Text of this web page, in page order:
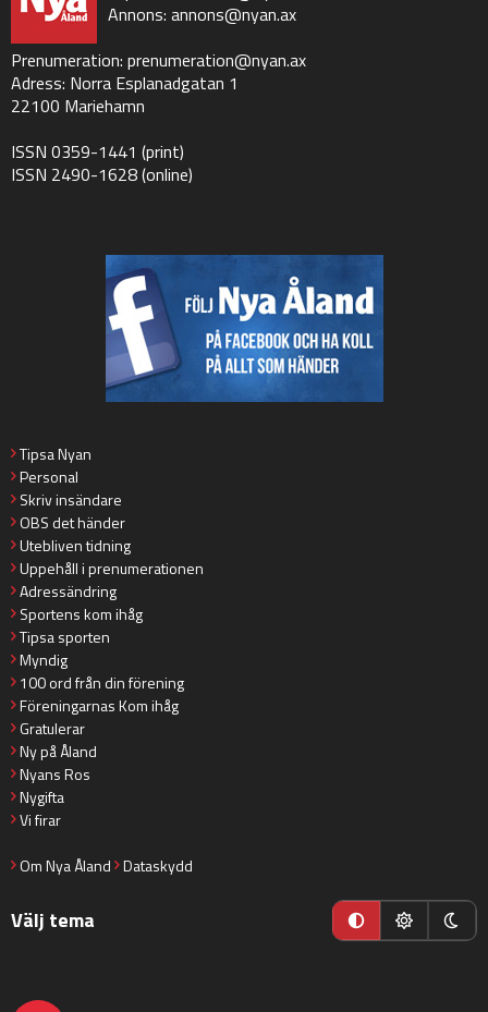
Annons: annons@nyan.ax
Prenumeration: prenumeration@nyan.ax
Adress: Norra Esplanadgatan 1
22100 Mariehamn
ISSN 0359-1441 (print)
ISSN 2490-1628 (online)
Tipsa Nyan
Personal
Skriv insändare
OBS det händer
Utebliven tidning
Uppehåll i prenumerationen
Adressändring
Sportens kom ihåg
Tipsa sporten
Myndig
100 ord från din förening
Föreningarnas Kom ihåg
Gratulerar
Ny på Åland
Nyans Ros
Nygifta
Vi firar
Om Nya Åland Dataskydd
Välj tema